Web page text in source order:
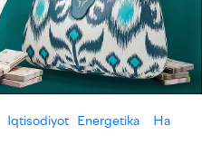
Iqtisodiyot Energetika
На